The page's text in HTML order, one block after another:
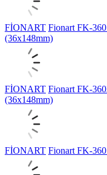
FİONART Fionart FK-
(36x148mm)
FİONART Fionart FK-
(36x148mm)
FİONART Fionart FK-